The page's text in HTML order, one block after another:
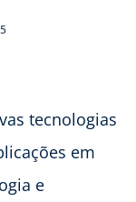
tecnologias
em
e